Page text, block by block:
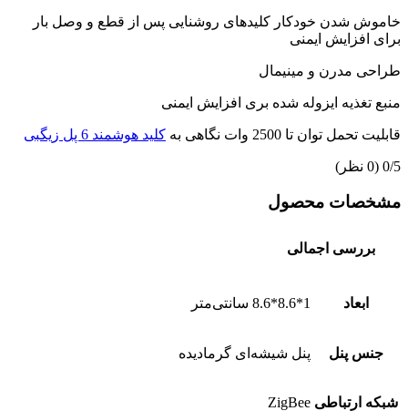
خاموش شدن خودکار کلیدهای روشنایی پس از قطع و وصل بار
برای افزایش ایمنی
طراحی مدرن و مینیمال
منبع تغذیه ایزوله شده بری افزایش ایمنی
قابلیت تحمل توان تا 2500 وات نگاهی به کلید هوشمند 6 پل زیگبی
‫0/5 ‫(0 نظر)
مشخصات محصول
بررسی اجمالی
ابعاد 1*8.6*8.6 سانتی‌متر
جنس پنل پنل شیشه‌ای گرمادیده
شبکه ارتباطی ZigBee